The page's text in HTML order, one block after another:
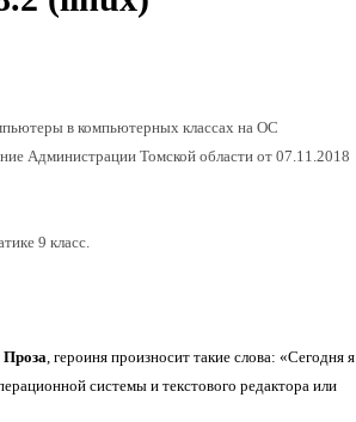
в компьютерных классах на ОС
Администрации Томской области от 07.11.2018
9 класс.
Проза , героиня произносит такие слова: «Сегодня я
системы и текстового редактора или